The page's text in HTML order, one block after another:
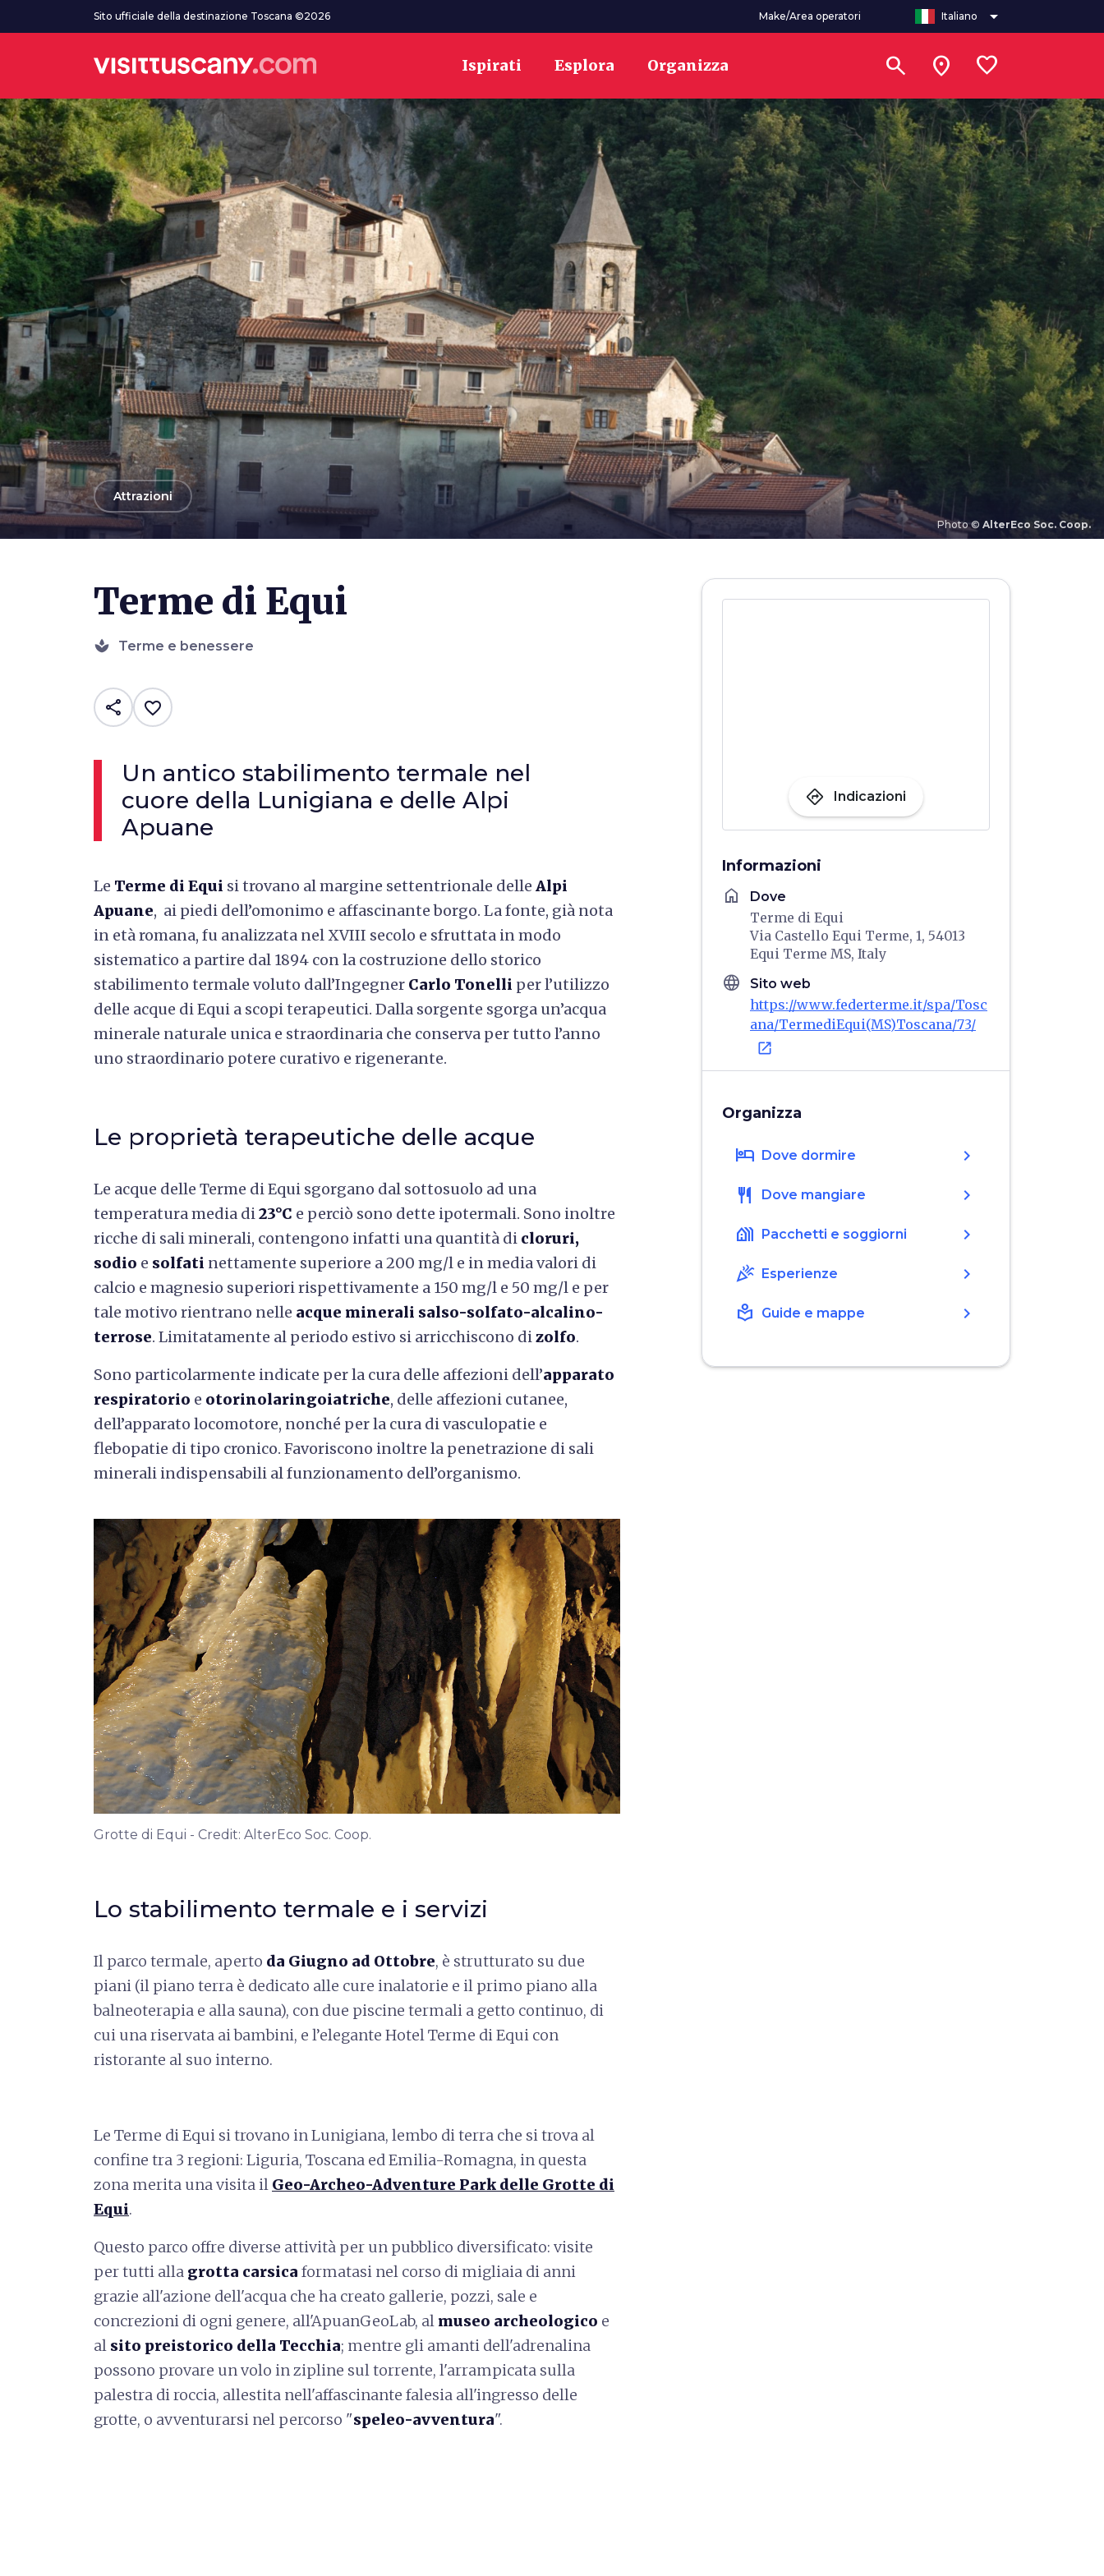
Vai al contenuto principaleSito ufficiale della destinazione Toscana ©2026 Make/Area operatori Italiano arrow_drop_down
Ispirati Esplora Organizza search location_on favorite
Photo © AlterEco Soc. Coop.
arrow_backAttrazioni
Terme di Equi
spa Terme e benessere
share favorite_border
Un antico stabilimento termale nel
cuore della Lunigiana e delle Alpi
Apuane
Le Terme di Equi si trovano al margine settentrionale delle Alpi
Apuane, ai piedi dell’omonimo e affascinante borgo. La fonte, già nota
in età romana, fu analizzata nel XVIII secolo e sfruttata in modo
sistematico a partire dal 1894 con la costruzione dello storico
stabilimento termale voluto dall’Ingegner Carlo Tonelli per l’utilizzo
delle acque di Equi a scopi terapeutici. Dalla sorgente sgorga un’acqua
minerale naturale unica e straordinaria che conserva per tutto l’anno
uno straordinario potere curativo e rigenerante.
Le proprietà terapeutiche delle acque
Le acque delle Terme di Equi sgorgano dal sottosuolo ad una
temperatura media di23°C e perciò sono dette ipotermali. Sono inoltre
ricche di sali minerali, contengono infatti una quantità di cloruri,
sodio e solfati nettamente superiore a 200 mg/l e in media valori di
calcio e magnesio superiori rispettivamente a 150 mg/l e 50 mg/l e per
tale motivo rientrano nelle acque minerali salso-solfato-alcalino-
terrose. Limitatamente al periodo estivo si arricchiscono dizolfo.
Sono particolarmente indicate per la cura delle affezioni dell’apparato
respiratorio e otorinolaringoiatriche, delle affezioni cutanee,
dell’apparato locomotore, nonché per la cura di vasculopatie e
flebopatie di tipo cronico. Favoriscono inoltre la penetrazione di sali
minerali indispensabili al funzionamento dell’organismo.
Grotte di Equi - Credit: AlterEco Soc. Coop.
Lo stabilimento termale e i servizi
Il parco termale, aperto da Giugno ad Ottobre, è strutturato su due
piani (il piano terra è dedicato alle cure inalatorie e il primo piano alla
balneoterapia e alla sauna), con due piscine termali a getto continuo, di
cui una riservata ai bambini, e l’elegante Hotel Terme di Equi con
ristorante al suo interno.
Le Terme di Equi si trovano in Lunigiana, lembo di terra che si trova al
confine tra 3 regioni: Liguria, Toscana ed Emilia-Romagna, in questa
zona merita una visita il Geo-Archeo-Adventure Park delle Grotte di
Equi.
Questo parco offre diverse attività per un pubblico diversificato: visite
per tutti alla grotta carsica formatasi nel corso di migliaia di anni
grazie all'azione dell'acqua che ha creato gallerie, pozzi, sale e
concrezioni di ogni genere, all'ApuanGeoLab, al museo archeologico e
al sito preistorico della Tecchia; mentre gli amanti dell'adrenalina
possono provare un volo in zipline sul torrente, l'arrampicata sulla
palestra di roccia, allestita nell'affascinante falesia all'ingresso delle
grotte, o avventurarsi nel percorso "speleo-avventura".
directions Indicazioni
Informazioni
home Dove
Terme di Equi
Via Castello Equi Terme, 1, 54013
Equi Terme MS, Italy
language Sito web
https://www.federterme.it/spa/Tosc
ana/TermediEqui(MS)Toscana/73/
open_in_new
Organizza
hotel Dove dormire chevron_right
restaurant Dove mangiare chevron_right
holiday_village Pacchetti e soggiorni chevron_right
celebration Esperienze chevron_right
local_library Guide e mappe chevron_right